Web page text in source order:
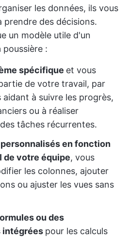
les données, ils vous
des décisions.
un modèle utile d'un
poussière :
spécifique et vous
de votre travail, par
aidant à suivre les progrès,
ou à réaliser
tâches récurrentes.
en fonction
de votre équipe, vous
les colonnes, ajouter
ou ajuster les vues sans
ou des
intégrées pour les calculs